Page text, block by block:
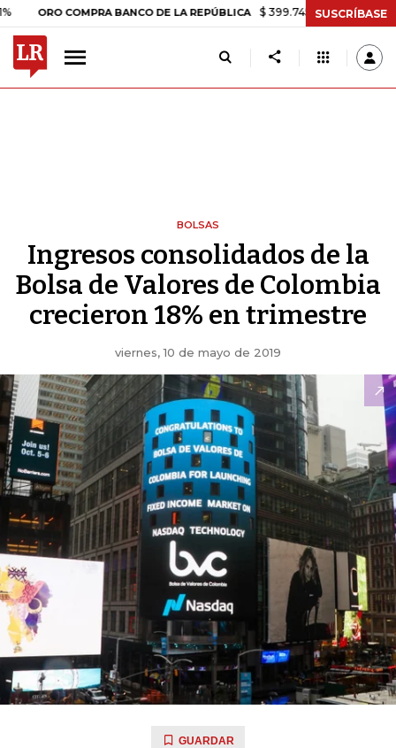
COMPRA BANCO DE LA REPÚBLICA $ 399.745,16 +$ 2.295,71
SUSCRÍBASE
BOLSAS
Ingresos consolidados de la
Bolsa de Valores de Colombia
crecieron 18% en trimestre
viernes, 10 de mayo de 2019
GUARDAR